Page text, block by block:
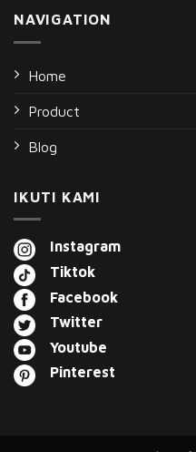
NAVIGATION
Home
Product
Blog
IKUTI KAMI
Instagram
Tiktok
Facebook
Twitter
Youtube
Pinterest